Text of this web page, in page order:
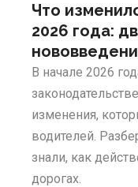
Что
2026 года:
В начале 2026
изменения,
водителей.
знали, как
дорогах.